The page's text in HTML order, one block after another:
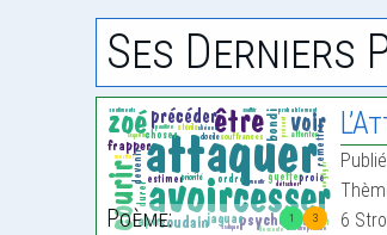
Ses Derniers
1 3
Poème:
6